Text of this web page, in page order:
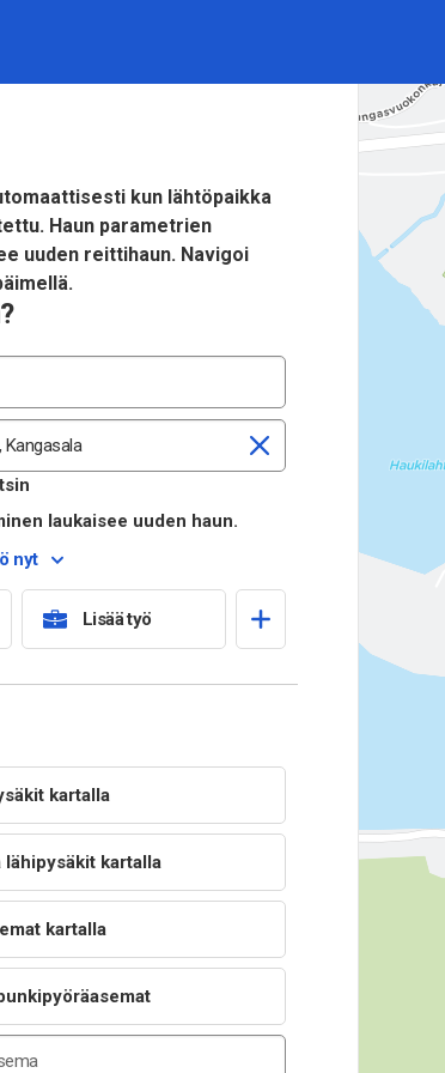
kun lähtöpaikka
Haun parametrien
uuden reittihaun. Navigoi
laukaisee uuden haun.
nyt
Lisää työ
kartalla
lähipysäkit kartalla
kartalla